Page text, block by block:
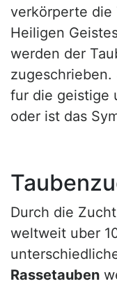
verkörperte die
Heiligen
werden der
fur die geistige
oder ist das
Durch die
weltweit uber
Rassetauben